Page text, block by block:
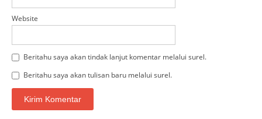
Website
Beritahu saya akan tindak lanjut komentar melalui surel.
Beritahu saya akan tulisan baru melalui surel.